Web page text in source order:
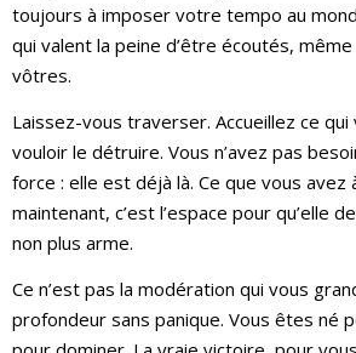
toujours à imposer votre tempo au
qui valent la peine d’être écoutés, même
vôtres.
Laissez-vous traverser. Accueillez ce
vouloir le détruire. Vous n’avez pas
force : elle est déjà là. Ce que vous avez
maintenant, c’est l’espace pour qu’elle
non plus arme.
Ce n’est pas la modération qui vous
profondeur sans panique. Vous êtes né